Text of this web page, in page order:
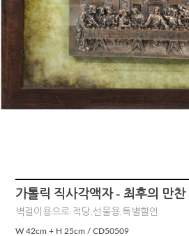
가톨릭 직사각액자 - 최후의 만찬
벽걸이용으로 적당,선물용,특별할인
W 42cm + H 25cm / CD50509